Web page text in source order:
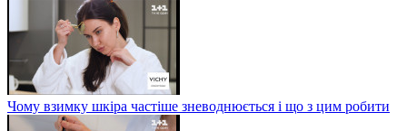
Чому взимку шкіра частіше зневоднюється і що з цим робити